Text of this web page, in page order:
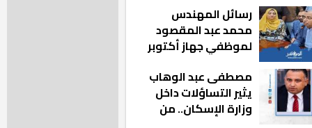
رسائل المهندس
محمد عبد المقصود
لموظفي جهاز أكتوبر
مشيت والمدينة
رجعت للخلف»
مصطفى عبد الوهاب
يثير التساؤلات داخل
وزارة الإسكان.. من